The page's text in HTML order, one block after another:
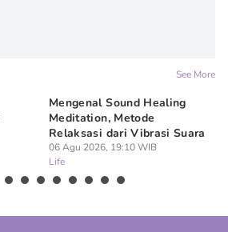
See More
Mengenal Sound Healing
Meditation, Metode
Relaksasi dari Vibrasi Suara
06 Agu 2026, 19:10 WIB
Life